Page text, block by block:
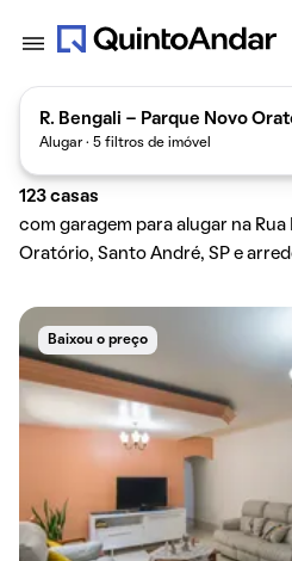
R. Bengali - Parque Novo
Alugar · 5 filtros de imóvel
123 casas
com garagem para alugar na Rua
Oratório, Santo André, SP e
Baixou o preço